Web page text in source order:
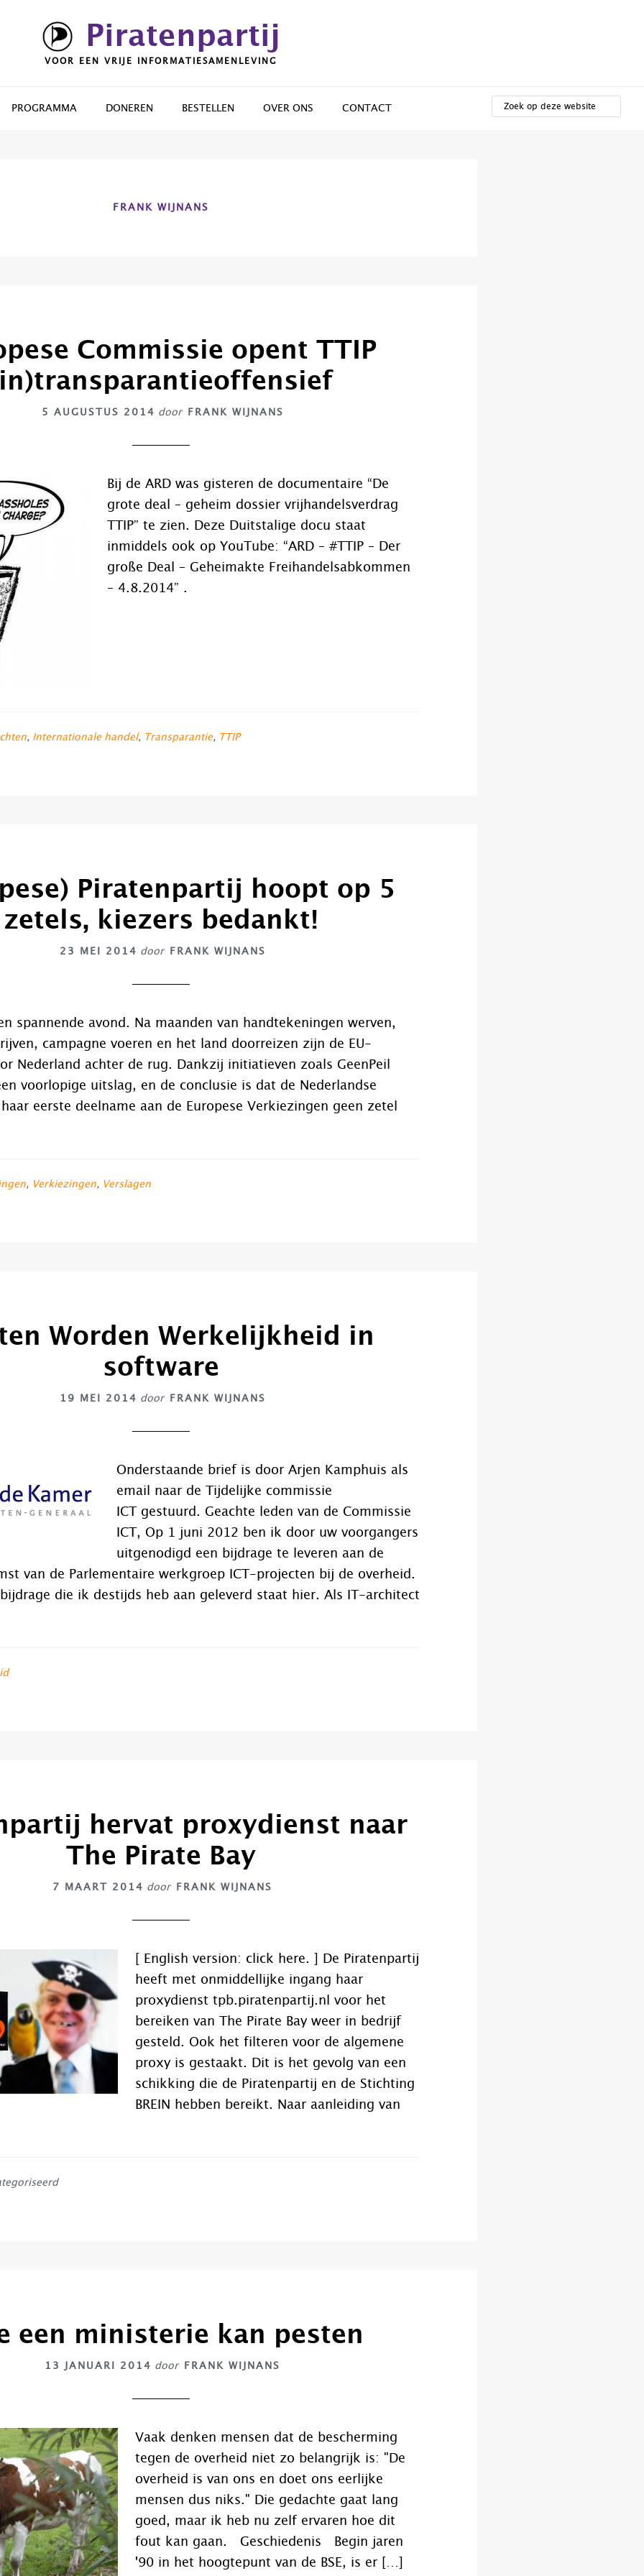
Piratenpartij
VOOR EEN VRIJE INFORMATIESAMENLEVING
PROGRAMMA DONEREN BESTELLEN OVER ONS CONTACT
OP
DEZE
FRANK WIJNANS
Commissie opent TTIP
5 AUGUSTUS 2014 door FRANK WIJNANS
Bij de ARD was gisteren de documentaire “De
grote deal – geheim dossier vrijhandelsverdrag
TTIP” te zien. Deze Duitstalige docu staat
inmiddels ook op YouTube: “ARD – #TTIP – Der
große Deal – Geheimakte Freihandelsabkommen
– 4.8.2014” .
, Internationale handel, Transparantie, TTIP
Piratenpartij hoopt op 5
zetels, kiezers bedankt!
23 MEI 2014 door FRANK WIJNANS
spannende avond. Na maanden van handtekeningen werven,
campagne voeren en het land doorreizen zijn de EU-
Nederland achter de rug. Dankzij initiatieven zoals GeenPeil
voorlopige uitslag, en de conclusie is dat de Nederlandse
eerste deelname aan de Europese Verkiezingen geen zetel
, Verkiezingen, Verslagen
Worden Werkelijkheid in
software
19 MEI 2014 door FRANK WIJNANS
Onderstaande brief is door Arjen Kamphuis als
email naar de Tijdelijke commissie
ICT gestuurd. Geachte leden van de Commissie
ICT, Op 1 juni 2012 ben ik door uw voorgangers
uitgenodigd een bijdrage te leveren aan de
van de Parlementaire werkgroep ICT-projecten bij de overheid.
die ik destijds heb aan geleverd staat hier. Als IT-architect
hervat proxydienst naar
The Pirate Bay
7 MAART 2014 door FRANK WIJNANS
[ English version: click here. ] De Piratenpartij
heeft met onmiddellijke ingang haar
proxydienst tpb.piratenpartij.nl voor het
bereiken van The Pirate Bay weer in bedrijf
gesteld. Ook het filteren voor de algemene
proxy is gestaakt. Dit is het gevolg van een
schikking die de Piratenpartij en de Stichting
BREIN hebben bereikt. Naar aanleiding van
een ministerie kan pesten
13 JANUARI 2014 door FRANK WIJNANS
Vaak denken mensen dat de bescherming
tegen de overheid niet zo belangrijk is: "De
overheid is van ons en doet ons eerlijke
mensen dus niks." Die gedachte gaat lang
goed, maar ik heb nu zelf ervaren hoe dit
fout kan gaan. Geschiedenis Begin jaren
'90 in het hoogtepunt van de BSE, is er […]